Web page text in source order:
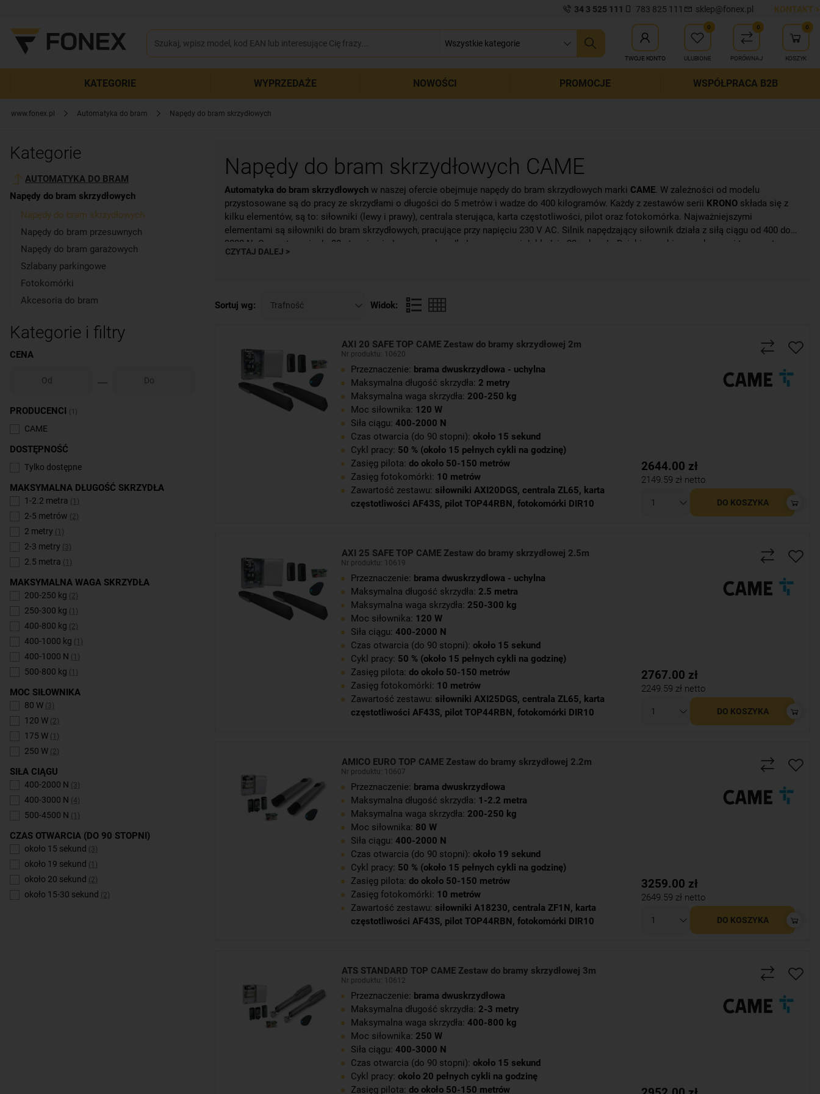
34 3 525 111 783 825 111 sklep@fonex.pl KONTAKT >
zamknij wyszukiwanie
TWOJE KONTO
0
ULUBIONE
0
PORÓWNAJ
0
KOSZYK
KATEGORIE WYPRZEDAŻE NOWOŚCI PROMOCJE WSPÓŁPRACA B2B
www.fonex.pl Automatyka do bram Napędy do bram skrzydłowych
Kategorie
AUTOMATYKA DO BRAM
Napędy do bram skrzydłowych
Napędy do bram skrzydłowych
Napędy do bram przesuwnych
Napędy do bram garażowych
Szlabany parkingowe
Fotokomórki
Akcesoria do bram
Kategorie i filtry
CENA
PRODUCENCI (1)
CAME
DOSTĘPNOŚĆ
Tylko dostępne
MAKSYMALNA DŁUGOŚĆ SKRZYDŁA
1-2.2 metra (1)
2-5 metrów (2)
2 metry (1)
2-3 metry (3)
2.5 metra (1)
MAKSYMALNA WAGA SKRZYDŁA
200-250 kg (2)
250-300 kg (1)
400-800 kg (2)
400-1000 kg (1)
400-1000 N (1)
500-800 kg (1)
MOC SIŁOWNIKA
80 W (3)
120 W (2)
175 W (1)
250 W (2)
SIŁA CIĄGU
400-2000 N (3)
400-3000 N (4)
500-4500 N (1)
CZAS OTWARCIA (DO 90 STOPNI)
około 15 sekund (3)
około 19 sekund (1)
około 20 sekund (2)
około 15-30 sekund (2)
Napędy do bram skrzydłowych CAME
Automatyka do bram skrzydłowych w naszej ofercie obejmuje napędy do bram skrzydłowych marki CAME. W zależności od modelu
przystosowane są do pracy ze skrzydłami o długości do 5 metrów i wadze do 400 kilogramów. Każdy z zestawów serii KRONO składa się z
kilku elementów, są to: siłowniki (lewy i prawy), centrala sterująca, karta częstotliwości, pilot oraz fotokomórka. Najważniejszymi
elementami są siłowniki do bram skrzydłowych, pracujące przy napięciu 230 V AC. Silnik napędzający siłownik działa z siłą ciągu od 400 do
3000 N. Czas otwarcia do 90 stopni pojedynczego skrzydła bramy wynosi dokładnie 22 sekundy. Dzięki szerokiemu zakresowi temperatur
pracy siłownika (od -20º do 55º Celsjusza) sprzęt ten może pracować praktycznie w każdych warunkach. Zestawy
Zestaw napędu do bramy skrzydłowej jest obsługiwany za pomocą pilota
CZYTAJ DALEJ >
Sortuj wg: Widok:
AXI 20 SAFE TOP CAME Zestaw do bramy skrzydłowej 2m
Nr produktu: 10620
Przeznaczenie: brama dwuskrzydłowa - uchylna
Maksymalna długość skrzydła: 2 metry
Maksymalna waga skrzydła: 200-250 kg
Moc siłownika: 120 W
Siła ciągu: 400-2000 N
Czas otwarcia (do 90 stopni): około 15 sekund
Cykl pracy: 50 % (około 15 pełnych cykli na godzinę)
Zasięg pilota: do około 50-150 metrów
Zasięg fotokomórki: 10 metrów
Zawartość zestawu: siłowniki AXI20DGS, centrala ZL65, karta
częstotliwości AF43S, pilot TOP44RBN, fotokomórki DIR10
2644.00 zł
2149.59 zł netto
DO KOSZYKA
AXI 25 SAFE TOP CAME Zestaw do bramy skrzydłowej 2.5m
Nr produktu: 10619
Przeznaczenie: brama dwuskrzydłowa - uchylna
Maksymalna długość skrzydła: 2.5 metra
Maksymalna waga skrzydła: 250-300 kg
Moc siłownika: 120 W
Siła ciągu: 400-2000 N
Czas otwarcia (do 90 stopni): około 15 sekund
Cykl pracy: 50 % (około 15 pełnych cykli na godzinę)
Zasięg pilota: do około 50-150 metrów
Zasięg fotokomórki: 10 metrów
Zawartość zestawu: siłowniki AXI25DGS, centrala ZL65, karta
częstotliwości AF43S, pilot TOP44RBN, fotokomórki DIR10
2767.00 zł
2249.59 zł netto
DO KOSZYKA
AMICO EURO TOP CAME Zestaw do bramy skrzydłowej 2.2m
Nr produktu: 10607
Przeznaczenie: brama dwuskrzydłowa
Maksymalna długość skrzydła: 1-2.2 metra
Maksymalna waga skrzydła: 200-250 kg
Moc siłownika: 80 W
Siła ciągu: 400-2000 N
Czas otwarcia (do 90 stopni): około 19 sekund
Cykl pracy: 50 % (około 15 pełnych cykli na godzinę)
Zasięg pilota: do około 50-150 metrów
Zasięg fotokomórki: 10 metrów
Zawartość zestawu: siłowniki A18230, centrala ZF1N, karta
częstotliwości AF43S, pilot TOP44RBN, fotokomórki DIR10
3259.00 zł
2649.59 zł netto
DO KOSZYKA
ATS STANDARD TOP CAME Zestaw do bramy skrzydłowej 3m
Nr produktu: 10612
Przeznaczenie: brama dwuskrzydłowa
Maksymalna długość skrzydła: 2-3 metry
Maksymalna waga skrzydła: 400-800 kg
Moc siłownika: 250 W
Siła ciągu: 400-3000 N
Czas otwarcia (do 90 stopni): około 15 sekund
Cykl pracy: około 20 pełnych cykli na godzinę
Zasięg pilota: do około 50-150 metrów